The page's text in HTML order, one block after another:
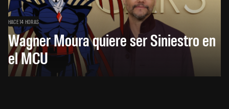
HACE 14 HORAS
Wagner Moura quiere ser Siniestro en
el MCU